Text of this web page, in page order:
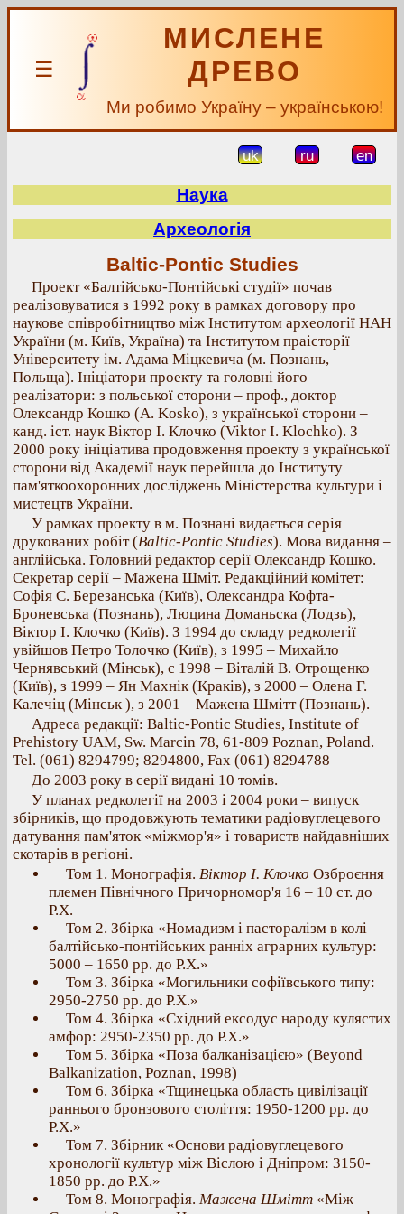
☰
МИСЛЕНЕ
ДРЕВО
Ми робимо Україну – українською!
uk ru en
Наука
Археологія
Baltic-Pontic Studies
Проект «Балтійсько-Понтійські студії» почав
реалізовуватися з 1992 року в рамках договору про
наукове співробітництво між Інститутом археології НАН
України (м. Київ, Україна) та Інститутом праісторії
Університету ім. Адама Міцкевича (м. Познань,
Польща). Ініціатори проекту та головні його
реалізатори: з польської сторони – проф., доктор
Олександр Кошко (A. Kosko), з української сторони –
канд. іст. наук Віктор І. Клочко (Viktor I. Klochko). З
2000 року ініціатива продовження проекту з української
сторони від Академії наук перейшла до Інституту
пам'яткоохоронних досліджень Міністерства культури і
мистецтв України.
У рамках проекту в м. Познані видається серія
друкованих робіт (Baltic-Pontic Studies). Мова видання –
англійська. Головний редактор серії Олександр Кошко.
Секретар серії – Мажена Шміт. Редакційний комітет:
Софія С. Березанська (Київ), Олександра Кофта-
Броневська (Познань), Люцина Доманьска (Лодзь),
Віктор І. Клочко (Київ). З 1994 до складу редколегії
увійшов Петро Толочко (Київ), з 1995 – Михайло
Чернявський (Мінськ), c 1998 – Віталій В. Отрощенко
(Київ), з 1999 – Ян Махнік (Краків), з 2000 – Олена Г.
Калечіц (Мінськ ), з 2001 – Мажена Шмітт (Познань).
Адреса редакції: Baltic-Pontic Studies, Institute of
Prehistory UAM, Sw. Marcin 78, 61-809 Poznan, Poland.
Tel. (061) 8294799; 8294800, Fax (061) 8294788
До 2003 року в серії видані 10 томів.
У планах редколегії на 2003 і 2004 роки – випуск
збірників, що продовжують тематики радіовуглецевого
датування пам'яток «міжмор'я» і товариств найдавніших
скотарів в регіоні.
Том 1. Монографія. Віктор І. Клочко Озброєння
племен Північного Причорномор'я 16 – 10 ст. до
Р.Х.
Том 2. Збірка «Номадизм і пасторалізм в колі
балтійсько-понтійських ранніх аграрних культур:
5000 – 1650 рр. до Р.Х.»
Том 3. Збірка «Могильники софіївського типу:
2950-2750 рр. до Р.Х.»
Том 4. Збірка «Східний ексодус народу кулястих
амфор: 2950-2350 рр. до Р.Х.»
Том 5. Збірка «Поза балканізацією» (Beyond
Balkanization, Poznan, 1998)
Том 6. Збірка «Тщинецька область цивілізації
раннього бронзового століття: 1950-1200 рр. до
Р.Х.»
Том 7. Збірник «Основи радіовуглецевого
хронології культур між Віслою і Дніпром: 3150-
1850 рр. до Р.Х.»
Том 8. Монографія. Мажена Шмітт «Між